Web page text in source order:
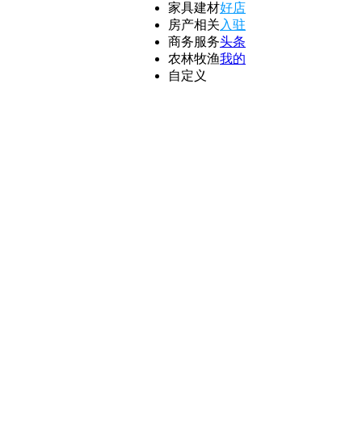
家具建材
房产相关
商务服务
农林牧渔
自定义
好店
入驻
头条
我的